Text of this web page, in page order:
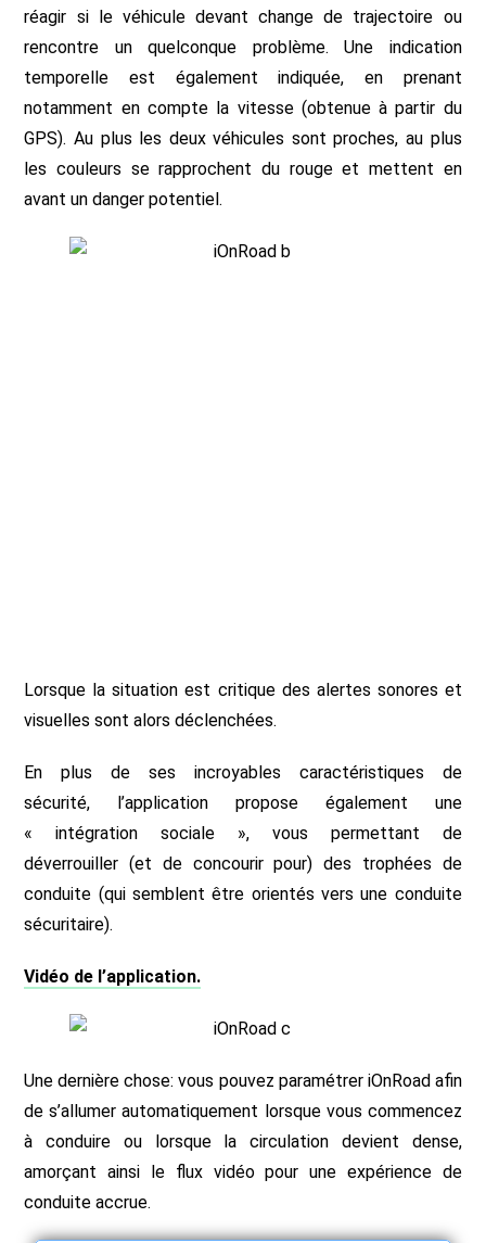
réagir si le véhicule devant change de trajectoire ou
rencontre un quelconque problème. Une indication
temporelle est également indiquée, en prenant
notamment en compte la vitesse (obtenue à partir du
GPS). Au plus les deux véhicules sont proches, au plus
les couleurs se rapprochent du rouge et mettent en
avant un danger potentiel.
Lorsque la situation est critique des alertes sonores et
visuelles sont alors déclenchées.
En plus de ses incroyables caractéristiques de
sécurité, l’application propose également une
« intégration sociale », vous permettant de
déverrouiller (et de concourir pour) des trophées de
conduite (qui semblent être orientés vers une conduite
sécuritaire).
Vidéo de l’application.
Une dernière chose: vous pouvez paramétrer iOnRoad afin
de s’allumer automatiquement lorsque vous commencez
à conduire ou lorsque la circulation devient dense,
amorçant ainsi le flux vidéo pour une expérience de
conduite accrue.